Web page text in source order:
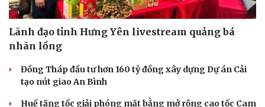
Lãnh đạo tỉnh Hưng Yên livestream quảng bá
nhãn lồng
Đồng Tháp đầu tư hơn 160 tỷ đồng xây dựng Dự án Cải
tạo nút giao An Bình
Huế tăng tốc giải phóng mặt bằng mở rộng cao tốc Cam